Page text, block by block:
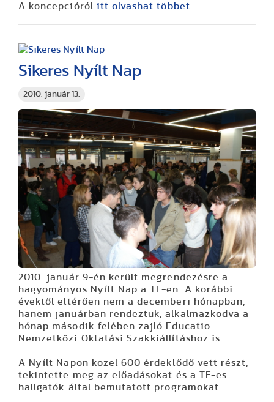
A koncepcióról itt olvashat többet
2010. január 13.
Sikeres Nyílt Nap
2010. január 9-én került megrendezésre a
hagyományos Nyílt Nap a TF-en. A korábbi
évektől eltérően nem a decemberi hónapban,
hanem januárban rendeztük, alkalmazkodva a
hónap második felében zajló Educatio
Nemzetközi Oktatási Szakkiállításhoz is.
A Nyílt Napon közel 600 érdeklődő vett részt,
tekintette meg az előadásokat és a TF-es
hallgatók által bemutatott programokat.